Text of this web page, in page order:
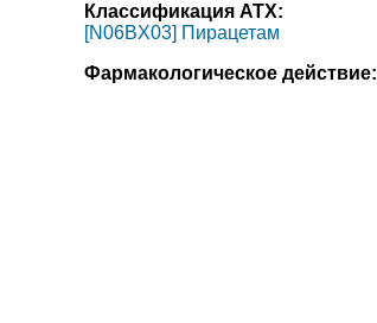
Классификация АТХ:
[N06BX03] Пирацетам
Фармакологическое действие: